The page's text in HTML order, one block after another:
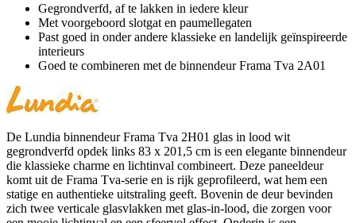
Gegrondverfd, af te lakken in iedere kleur
Met voorgeboord slotgat en paumellegaten
Past goed in onder andere klassieke en landelijk geïnspireerde
interieurs
Goed te combineren met de binnendeur Frama Tva 2A01
De Lundia binnendeur Frama Tva 2H01 glas in lood wit
gegrondverfd opdek links 83 x 201,5 cm is een elegante binnendeur
die klassieke charme en lichtinval combineert. Deze paneeldeur
komt uit de Frama Tva-serie en is rijk geprofileerd, wat hem een
statige en authentieke uitstraling geeft. Bovenin de deur bevinden
zich twee verticale glasvlakken met glas-in-lood, die zorgen voor